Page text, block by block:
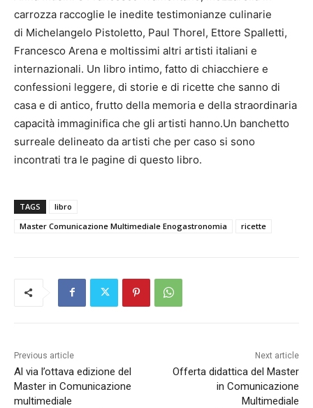
carrozza raccoglie le inedite testimonianze culinarie
di Michelangelo Pistoletto, Paul Thorel, Ettore Spalletti,
Francesco Arena e moltissimi altri artisti italiani e
internazionali. Un libro intimo, fatto di chiacchiere e
confessioni leggere, di storie e di ricette che sanno di
casa e di antico, frutto della memoria e della straordinaria
capacità immaginifica che gli artisti hanno.Un banchetto
surreale delineato da artisti che per caso si sono
incontrati tra le pagine di questo libro.
TAGS
libro
Master Comunicazione Multimediale Enogastronomia
ricette
Previous article
Al via l’ottava edizione del
Master in Comunicazione
multimediale
Next article
Offerta didattica del Master
in Comunicazione
Multimediale